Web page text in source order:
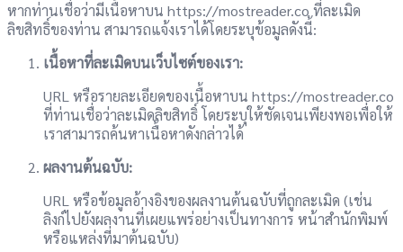
หากท่านเชื่อว่ามีเนื้อหาบน https://mostreader.co ที่ละเมิด
ลิขสิทธิ์ของท่าน สามารถแจ้งเราได้โดยระบุข้อมูลดังนี้:
เนื้อหาที่ละเมิดบนเว็บไซต์ของเรา:
URL หรือรายละเอียดของเนื้อหาบน https://mostreader.co
ที่ท่านเชื่อว่าละเมิดลิขสิทธิ์ โดยระบุให้ชัดเจนเพียงพอเพื่อให้
เราสามารถค้นหาเนื้อหาดังกล่าวได้
ผลงานต้นฉบับ:
URL หรือข้อมูลอ้างอิงของผลงานต้นฉบับที่ถูกละเมิด (เช่น
ลิงก์ไปยังผลงานที่เผยแพร่อย่างเป็นทางการ หน้าสำนักพิมพ์
หรือแหล่งที่มาต้นฉบับ)